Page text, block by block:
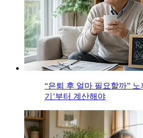
“은퇴 후 얼마 필요할까” 노
기’부터 계산해야